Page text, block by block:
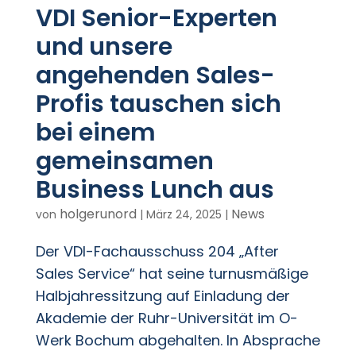
VDI Senior-Experten
und unsere
angehenden Sales-
Profis tauschen sich
bei einem
gemeinsamen
Business Lunch aus
von holgerunord | März 24, 2025 | News
Der VDI-Fachausschuss 204 „After
Sales Service“ hat seine turnusmäßige
Halbjahressitzung auf Einladung der
Akademie der Ruhr-Universität im O-
Werk Bochum abgehalten. In Absprache